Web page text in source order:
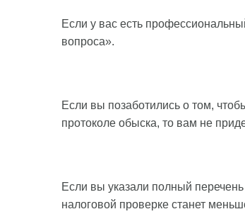
Если у вас есть
вопроса».
Если вы позаботились о том,
протоколе обыска, то вам не
Если вы указали полный
налоговой проверке станет